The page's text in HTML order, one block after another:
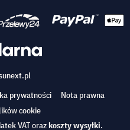
prywatności
Nota prawna
cookie
VAT orazkoszty wysyłki.